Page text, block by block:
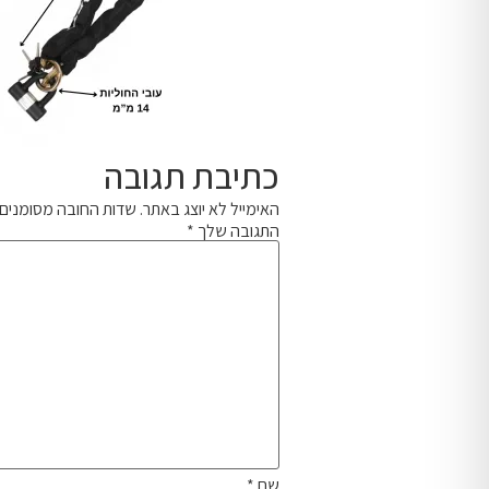
כתיבת תגובה
האימייל לא יוצג באתר. שדות החובה
התגובה שלך *